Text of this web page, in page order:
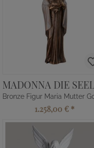
1.258,00 € *